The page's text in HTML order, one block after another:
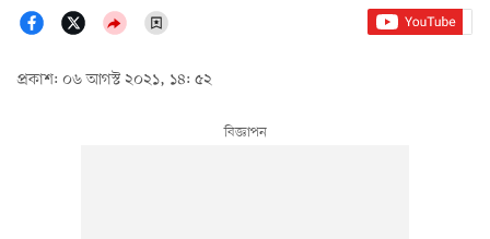
প্রকাশ: ০৬ আগস্ট ২০২১, ১৪: ৫২